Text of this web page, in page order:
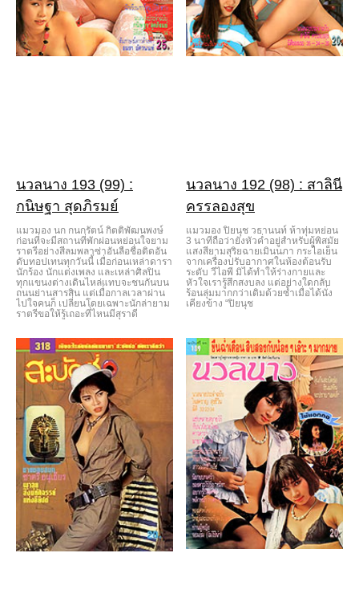
นวลนาง 193 (99) :
กนิษฐา สุดภิรมย์
แมวมอง นก กนกรัตน์ กิตติพัฒนพงษ์
ก่อนที่จะมีสถานที่พักผ่อนหย่อนใจยาม
ราตรีอย่างสีลมพลาซ่าอันลือชื่อติดอัน
ดับทอปเทนทุกวันนี้ เมื่อก่อนเหล่าดารา
นักร้อง นักแต่งเพลง และเหล่าศิลปิน
ทุกแขนงต่างเดินไหล่แทบจะชนกันบน
ถนนย่านสารสิน แต่เมื่อกาลเวลาผ่าน
ไปใจคนก็ เปลี่ยนโดยเฉพาะนักล่ายาม
ราตรีขอให้รู้เถอะที่ไหนมีสุราดี
นวลนาง 192 (98) : สาลินี
ครรลองสุข
แมวมอง ปิยนุช วธานนท์ ห้าทุ่มหย่อน
3 นาทีถือว่ายังหัวค่ำอยู่สำหรับผู้พิสมัย
แสงสียามสุริยฉายเมินนภา กระไอเย็น
จากเครื่องปรับอากาศในห้องต้อนรับ
ระดับ วีไอพี มิได้ทำให้ร่างกายและ
หัวใจเรารู้สึกสงบลง แต่อย่างใดกลับ
ร้อนลุ่มมากกว่าเดิมด้วยซ้ำเมื่อได้นั่ง
เคียงข้าง “ปิยนุช